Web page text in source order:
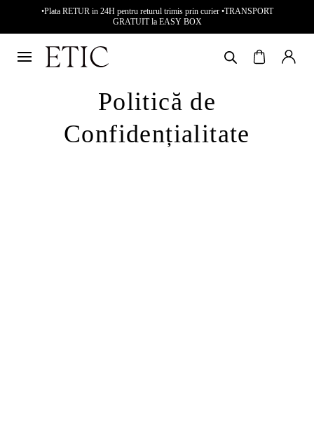
•Plata RETUR in 24H pentru returul trimis prin curier •TRANSPORT
GRATUIT la EASY BOX
Politică de
Confidențialitate